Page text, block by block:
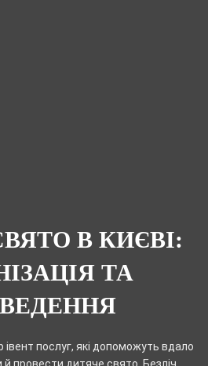
В КИЄВІ:
ТА
послуг, які допоможуть вдало
й провести дитяче свято. Безліч